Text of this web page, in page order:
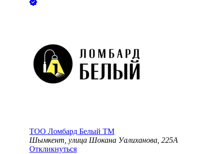
ТОО Ломбард Белый TM
Шымкент, улица Шокана Уалиханова, 225А
Откликнуться